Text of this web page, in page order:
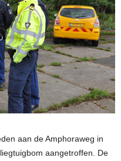
aan de Amphoraweg in
aangetroffen. De